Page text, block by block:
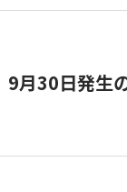
9月30日発生